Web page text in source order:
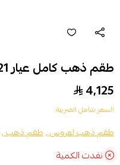
طقم ذهب كامل عيار 21 وزن 6.36 جم بتعليقة أنيقة
4,125
السعر شامل الضريبة
طقم ذهب لعروس ,طقم ذهب ,
نفدت الكمية